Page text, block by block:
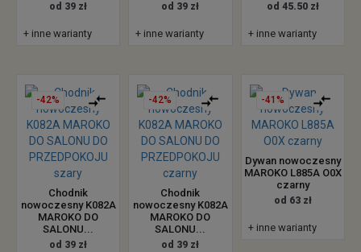
od 39 zł
+ inne warianty
od 39 zł
+ inne warianty
od 45.50 zł
+ inne warianty
-42%
Chodnik
nowoczesny K082A
MAROKO DO
SALONU...
od 39 zł
-42%
Chodnik
nowoczesny K082A
MAROKO DO
SALONU...
od 39 zł
-41%
Dywan nowoczesny
MAROKO L885A O0X
czarny
od 63 zł
+ inne warianty